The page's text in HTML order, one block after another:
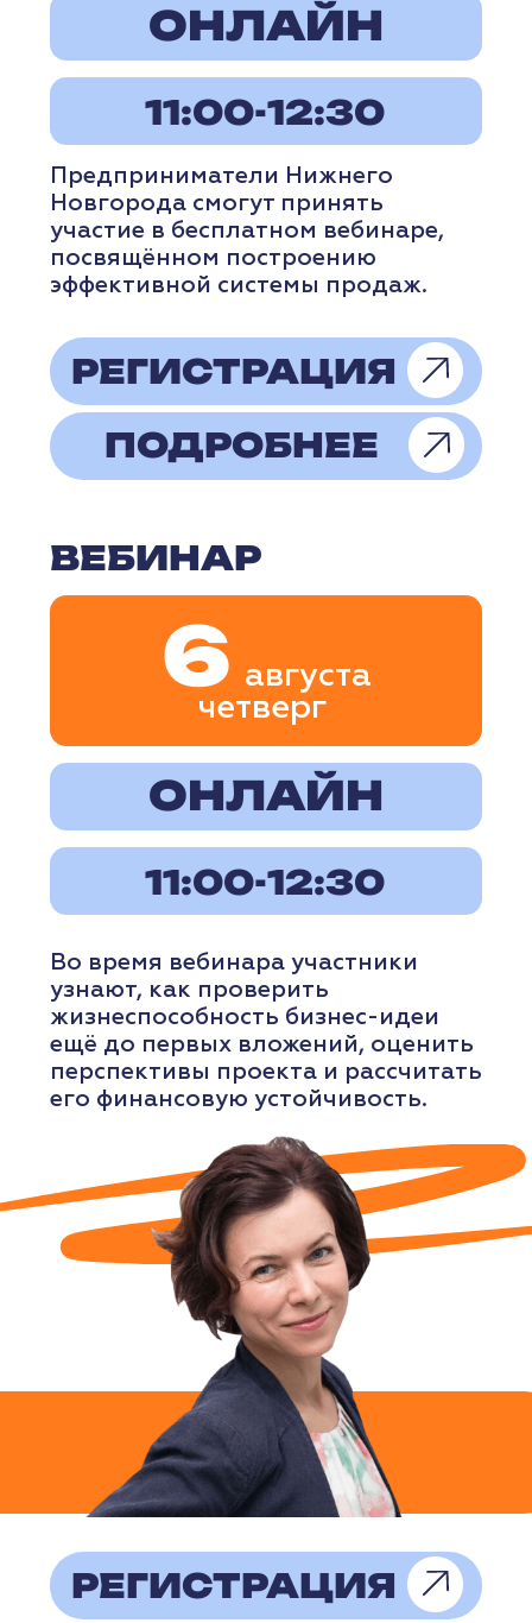
ВЕБИНАР
Во время вебинара эксперт
расскажет, как сформировать
бренд-платформу, которая станет
стратегической основой развития
компании.
6 августа
ОНЛАЙН
14:00-15:30
ПОДРОБНЕЕ
РЕГИСТРАЦИЯ
ВЕБИНАР
На вебинаре эксперт расскажет,
как изменились принципы работы
Яндекс. Директв 2026 году, какие
инструменты и алгоритмы
действительно помогают
получать стабильный поток
заявок, а какие подходы уже
утратили эффективность.
7
августа
пятница
ОНЛАЙН
11:00-12:30